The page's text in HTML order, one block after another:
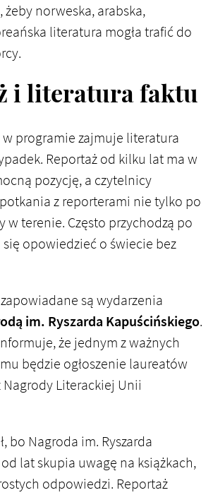
żeby norweska, arabska,
literatura mogła trafić do
i literatura faktu
programie zajmuje literatura
Reportaż od kilku lat ma w
pozycję, a czytelnicy
z reporterami nie tylko po
w terenie. Często przychodzą po
opowiedzieć o świecie bez
są wydarzenia
im. Ryszarda Kapuścińskiego.
że jednym z ważnych
będzie ogłoszenie laureatów
Literackiej Unii
bo Nagroda im. Ryszarda
lat skupia uwagę na książkach,
odpowiedzi. Reportaż